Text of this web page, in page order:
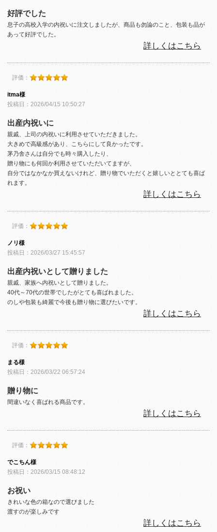
好評でした
息子の高校入学の内祝いに注文しましたが、商品も勿論のこと、包装も品が
あって好評でした。
詳しくはこちら
評価：
itma様
投稿日：2026/04/15 10:50:27
出産内祝いに
親戚、上司の内祝いに利用させていただきました。
大きめで高級感があり、こちらにして良かったです。
茅乃舎さんは自分でも時々購入したり、
贈り物にも何回か利用させていただいてますが、
自分ではなかなか買えないけれど、贈り物でいただくと嬉しいととても喜ば
れます。
詳しくはこちら
評価：
ノリ様
投稿日：2026/03/27 15:45:57
出産内祝いとして贈りました
親戚、家族へ内祝いとして贈りました。
40代～70代の世帯でしたがとても喜ばれました。
のしや包装も綺麗で今後も贈り物に選びたいです。
詳しくはこちら
評価：
まる様
投稿日：2026/03/22 06:57:24
贈り物に
間違いなく喜ばれる商品です。
詳しくはこちら
評価：
でこちん様
投稿日：2026/03/15 08:48:12
お祝い
きれいな色の箱なので選びました
渡すのが楽しみです
詳しくはこちら